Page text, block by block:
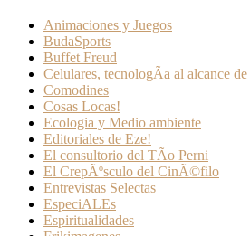
Animaciones y Juegos
BudaSports
Buffet Freud
Celulares, tecnologÃ­a al alcance
Comodines
Cosas Locas!
Ecologia y Medio ambiente
Editoriales de Eze!
El consultorio del TÃ­o Perni
El CrepÃºsculo del CinÃ©filo
Entrevistas Selectas
EspeciALEs
Espiritualidades